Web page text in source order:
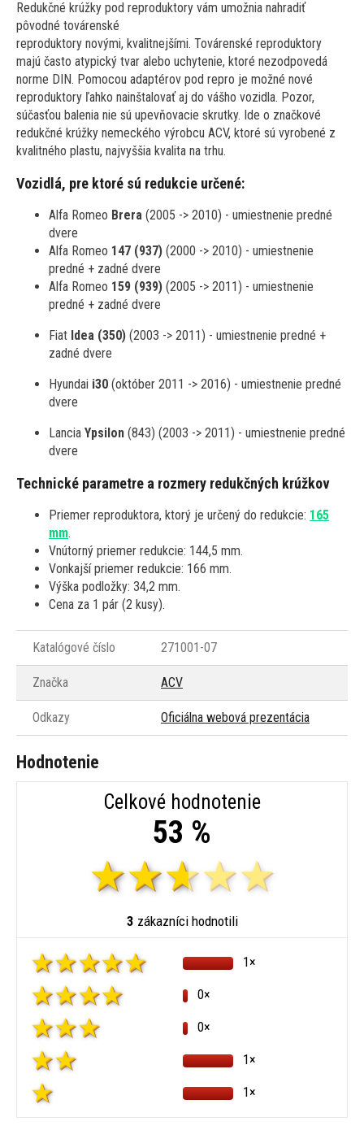
Redukčné krúžky pod reproduktory vám umožnia nahradiť
pôvodné továrenské
reproduktory novými, kvalitnejšími. Továrenské reproduktory
majú často atypický tvar alebo uchytenie, ktoré nezodpovedá
norme DIN. Pomocou adaptérov pod repro je možné nové
reproduktory ľahko nainštalovať aj do vášho vozidla. Pozor,
súčasťou balenia nie sú upevňovacie skrutky. Ide o značkové
redukčné krúžky nemeckého výrobcu ACV, ktoré sú vyrobené z
kvalitného plastu, najvyššia kvalita na trhu.
Vozidlá, pre ktoré sú redukcie určené:
Alfa Romeo Brera (2005 -> 2010) - umiestnenie predné
dvere
Alfa Romeo 147 (937) (2000 -> 2010) - umiestnenie
predné + zadné dvere
Alfa Romeo 159 (939) (2005 -> 2011) - umiestnenie
predné + zadné dvere
Fiat Idea (350) (2003 -> 2011) - umiestnenie predné +
zadné dvere
Hyundai i30 (október 2011 -> 2016) - umiestnenie predné
dvere
Lancia Ypsilon (843) (2003 -> 2011) - umiestnenie predné
dvere
Technické parametre a rozmery redukčných krúžkov
Priemer reproduktora, ktorý je určený do redukcie: 165
mm.
Vnútorný priemer redukcie: 144,5 mm.
Vonkajší priemer redukcie: 166 mm.
Výška podložky: 34,2 mm.
Cena za 1 pár (2 kusy).
Katalógové číslo 271001-07
Značka ACV
Odkazy Oficiálna webová prezentácia
Hodnotenie
Celkové hodnotenie
53 %
3 zákazníci hodnotili
1×
0×
0×
1×
1×